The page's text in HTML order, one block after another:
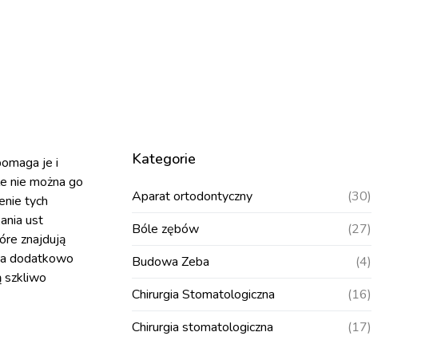
je i
nie można go
tych
ust
znajdują
dodatkowo
szkliwo
Kategorie
Aparat ortodontyczny
(30)
Bóle zębów
(27)
Budowa Zeba
(4)
Chirurgia Stomatologiczna
(16)
Chirurgia stomatologiczna
(17)